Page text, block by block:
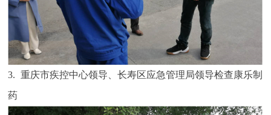
3. 重庆市疾控中心领导、长寿区应急管理局领导检查康乐制
药